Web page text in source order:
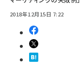
2018年12月15日 7:22